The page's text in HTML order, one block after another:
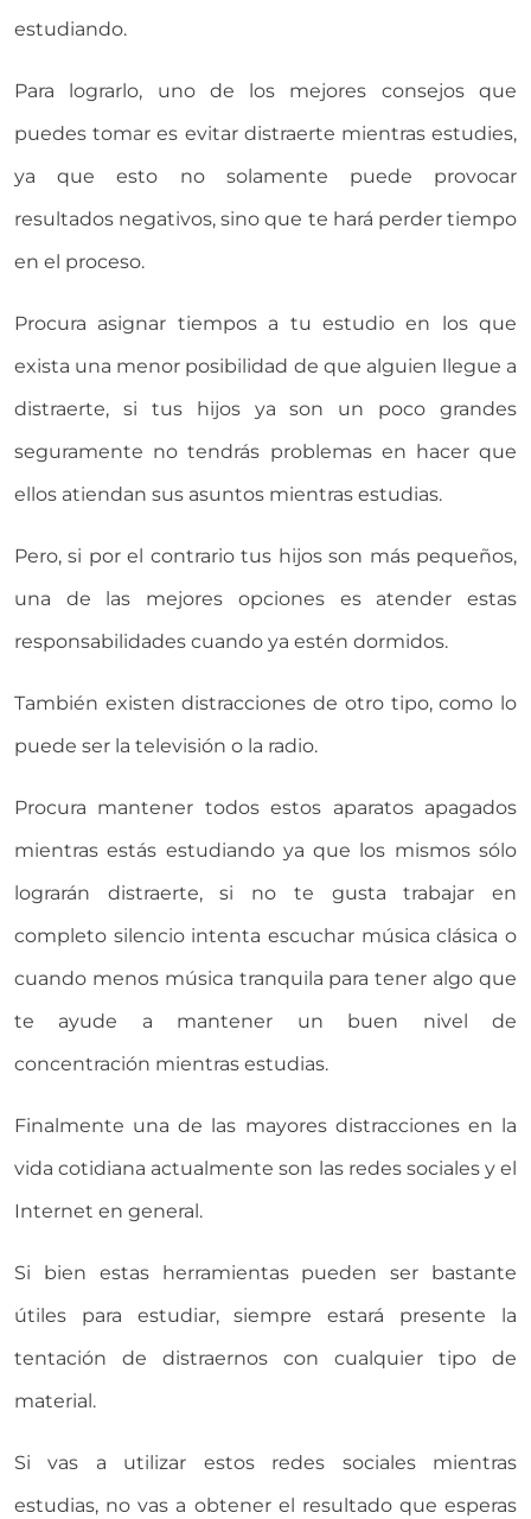
estudiando.
Para lograrlo, uno de los mejores consejos que
puedes tomar es evitar distraerte mientras estudies,
ya que esto no solamente puede provocar
resultados negativos, sino que te hará perder tiempo
en el proceso.
Procura asignar tiempos a tu estudio en los que
exista una menor posibilidad de que alguien llegue a
distraerte, si tus hijos ya son un poco grandes
seguramente no tendrás problemas en hacer que
ellos atiendan sus asuntos mientras estudias.
Pero, si por el contrario tus hijos son más pequeños,
una de las mejores opciones es atender estas
responsabilidades cuando ya estén dormidos.
También existen distracciones de otro tipo, como lo
puede ser la televisión o la radio.
Procura mantener todos estos aparatos apagados
mientras estás estudiando ya que los mismos sólo
lograrán distraerte, si no te gusta trabajar en
completo silencio intenta escuchar música clásica o
cuando menos música tranquila para tener algo que
te ayude a mantener un buen nivel de
concentración mientras estudias.
Finalmente una de las mayores distracciones en la
vida cotidiana actualmente son las redes sociales y el
Internet en general.
Si bien estas herramientas pueden ser bastante
útiles para estudiar, siempre estará presente la
tentación de distraernos con cualquier tipo de
material.
Si vas a utilizar estos redes sociales mientras
estudias, no vas a obtener el resultado que esperas